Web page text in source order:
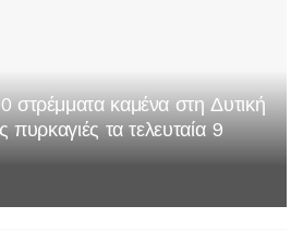
καμένα στη Δυτική
πυρκαγιές τα τελευταία 9